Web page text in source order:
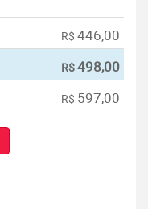
R$ 446,00
R$498,00
R$ 597,00